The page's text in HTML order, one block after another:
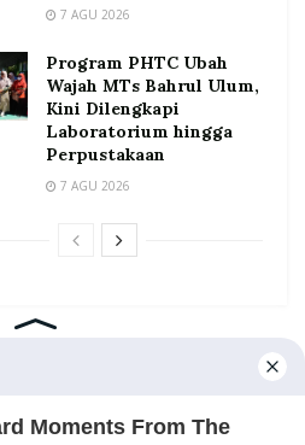
7 AGU 2026
Program PHTC Ubah
Wajah MTs Bahrul Ulum,
Kini Dilengkapi
Laboratorium hingga
Perpustakaan
7 AGU 2026
Redaksi Pedoman Media Siber